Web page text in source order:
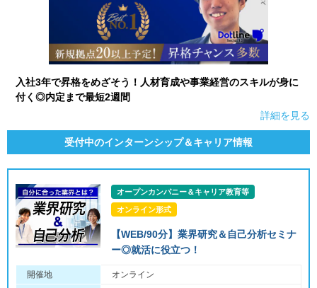
入社3年で昇格をめざそう！人材育成や事業経営のスキルが身に
付く◎内定まで最短2週間
詳細を見る
受付中のインターンシップ＆キャリア情報
オープンカンパニー＆キャリア教育等
オンライン形式
【WEB/90分】業界研究＆自己分析セミナ
ー◎就活に役立つ！
開催地
オンライン